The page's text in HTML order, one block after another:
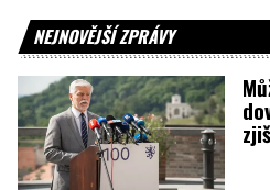
NEJNOVĚJŠÍ ZPRÁVY